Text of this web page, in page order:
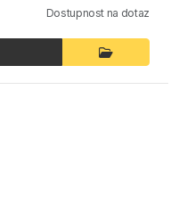
Dostupnost na dotaz